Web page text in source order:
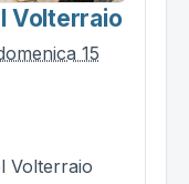
Volterraio
15
Volterraio